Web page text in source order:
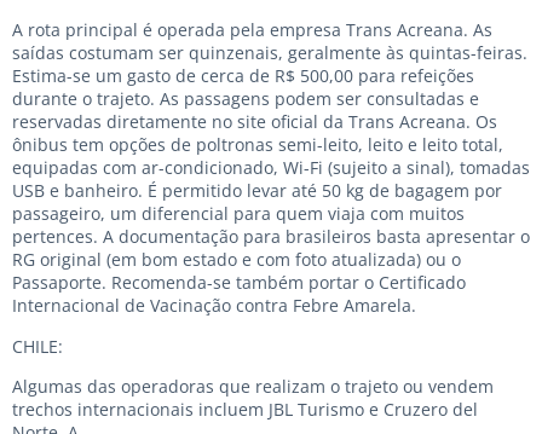
A rota principal é operada pela empresa Trans Acreana. As
saídas costumam ser quinzenais, geralmente às quintas-feiras.
Estima-se um gasto de cerca de R$ 500,00 para refeições
durante o trajeto. As passagens podem ser consultadas e
reservadas diretamente no site oficial da Trans Acreana. Os
ônibus tem opções de poltronas semi-leito, leito e leito total,
equipadas com ar-condicionado, Wi-Fi (sujeito a sinal), tomadas
USB e banheiro. É permitido levar até 50 kg de bagagem por
passageiro, um diferencial para quem viaja com muitos
pertences. A documentação para brasileiros basta apresentar o
RG original (em bom estado e com foto atualizada) ou o
Passaporte. Recomenda-se também portar o Certificado
Internacional de Vacinação contra Febre Amarela.
CHILE:
Algumas das operadoras que realizam o trajeto ou vendem
trechos internacionais incluem JBL Turismo e Cruzero del